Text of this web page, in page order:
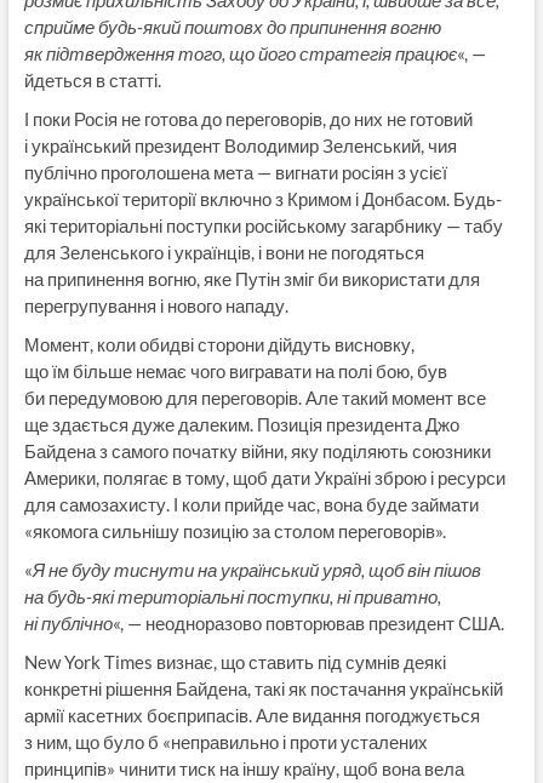
сприйме будь-який поштовх до припинення вогню
як підтвердження того, що його стратегія працює«, —
йдеться в статті.
І поки Росія не готова до переговорів, до них не готовий
і український президент Володимир Зеленський, чия
публічно проголошена мета — вигнати росіян з усієї
української території включно з Кримом і Донбасом. Будь-
які територіальні поступки російському загарбнику — табу
для Зеленського і українців, і вони не погодяться
на припинення вогню, яке Путін зміг би використати для
перегрупування і нового нападу.
Момент, коли обидві сторони дійдуть висновку,
що їм більше немає чого вигравати на полі бою, був
би передумовою для переговорів. Але такий момент все
ще здається дуже далеким. Позиція президента Джо
Байдена з самого початку війни, яку поділяють союзники
Америки, полягає в тому, щоб дати Україні зброю і ресурси
для самозахисту. І коли прийде час, вона буде займати
«якомога сильнішу позицію за столом переговорів».
«Я не буду тиснути на український уряд, щоб він пішов
на будь-які територіальні поступки, ні приватно,
ні публічно«, — неодноразово повторював президент США.
New York Times визнає, що ставить під сумнів деякі
конкретні рішення Байдена, такі як постачання українській
армії касетних боєприпасів. Але видання погоджується
з ним, що було б «неправильно і проти усталених
принципів» чинити тиск на іншу країну, щоб вона вела